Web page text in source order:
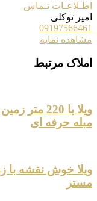
اطـلاعـات تـماس
امیر توکلی
09197566461
مشاهده نمایه
املاک مرتبط
مبله حرفه ای
مستر